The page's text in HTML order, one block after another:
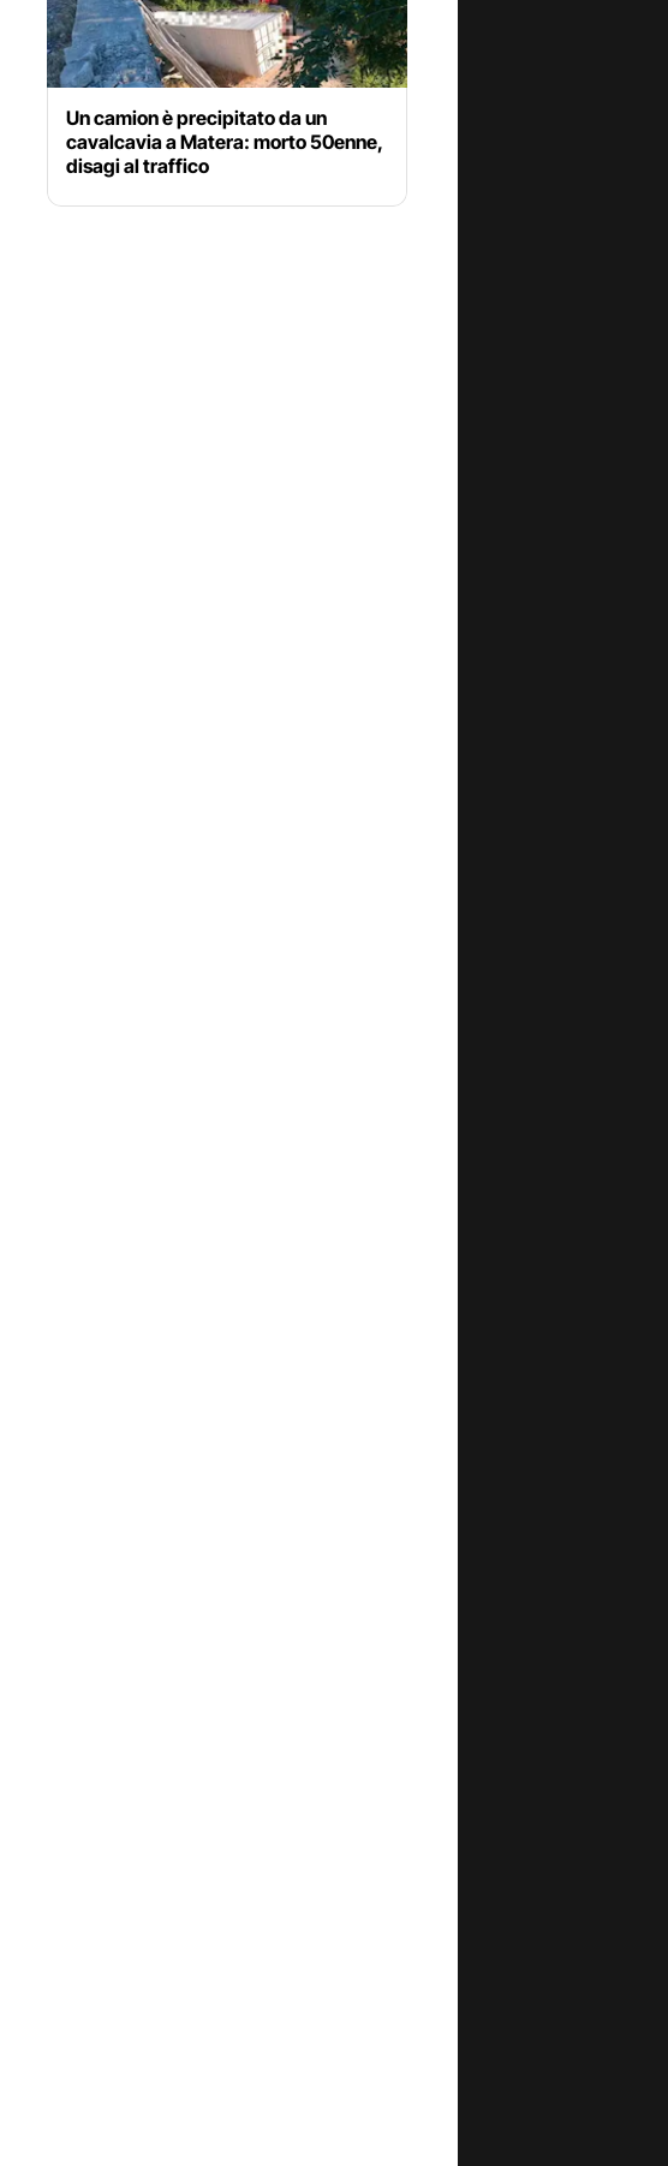
Un camion è precipitato da un
cavalcavia a Matera: morto 50enne,
disagi al traffico